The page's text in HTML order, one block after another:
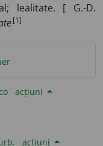
lealitate. [ G.-D.
[1]
acțiuni
acțiuni